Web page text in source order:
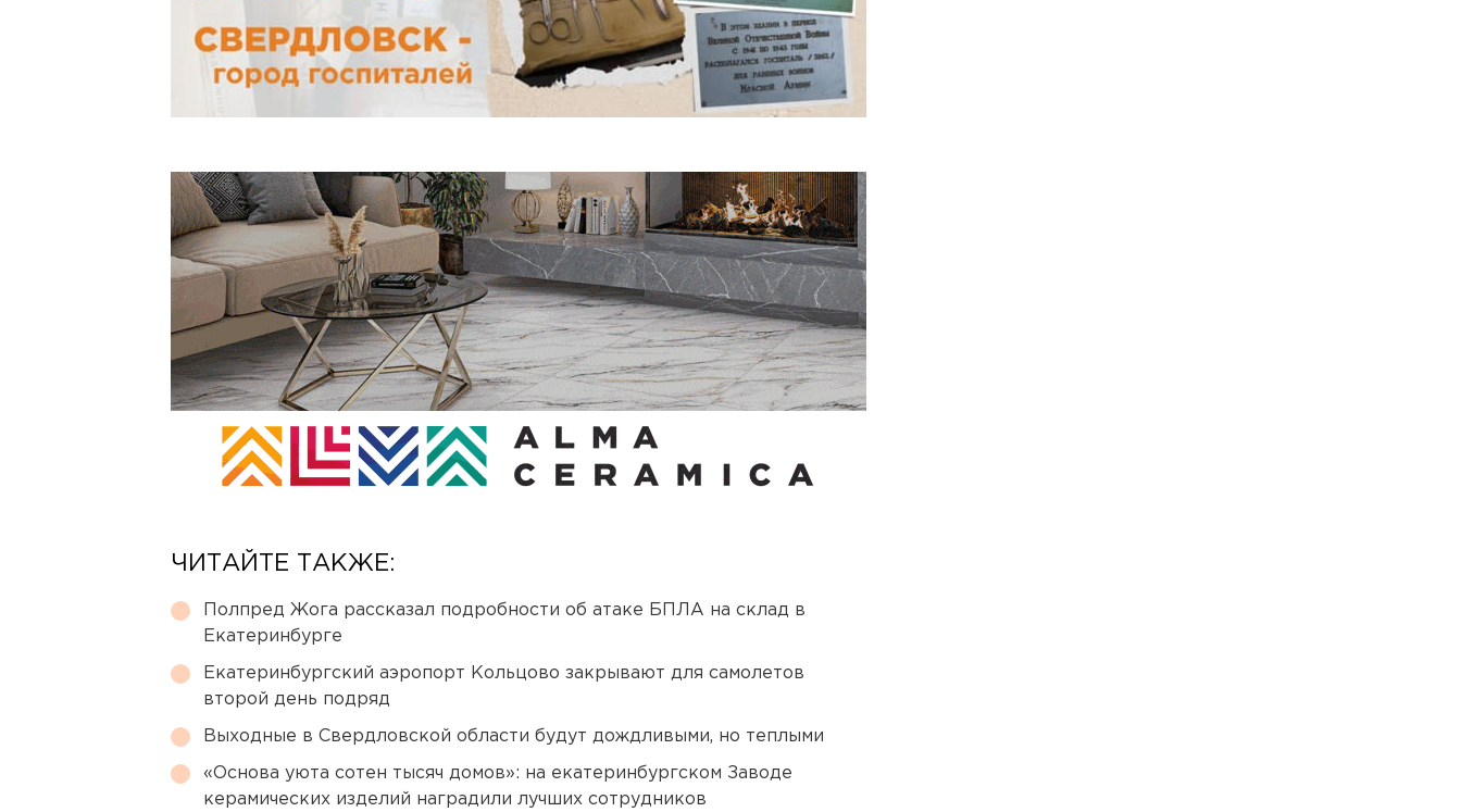
ЧИТАЙТЕ ТАКЖЕ:
Полпред Жога рассказал подробности об атаке БПЛА на склад в
Екатеринбурге
Екатеринбургский аэропорт Кольцово закрывают для самолетов
второй день подряд
Выходные в Свердловской области будут дождливыми, но теплыми
«Основа уюта сотен тысяч домов»: на екатеринбургском Заводе
керамических изделий наградили лучших сотрудников